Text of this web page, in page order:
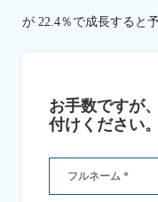
が 22.4％で成長すると
お手数ですが
付けください。